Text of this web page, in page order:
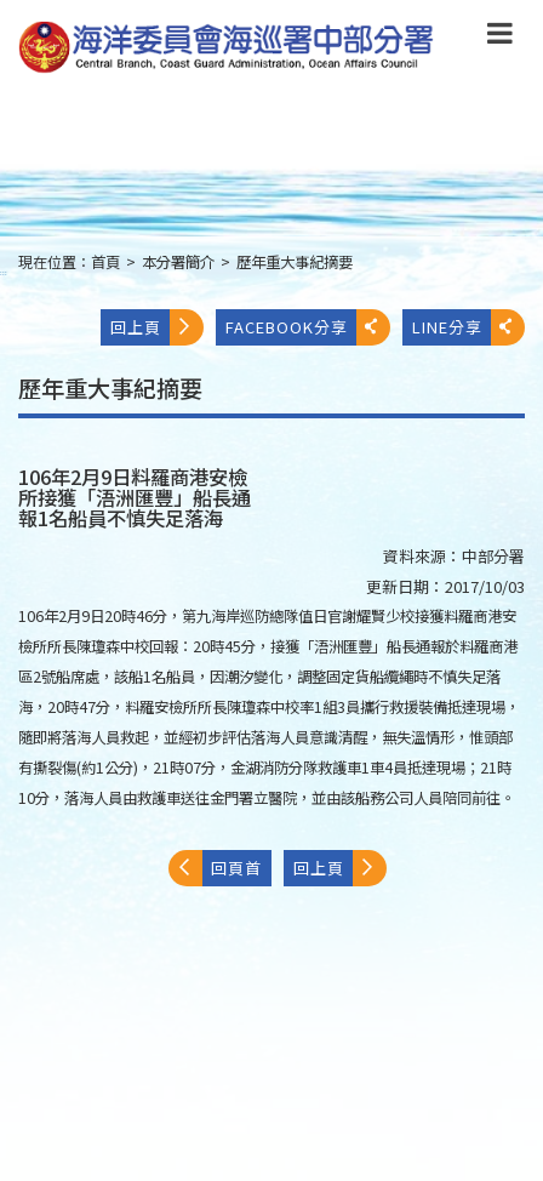
到
主
要
main
content
:::
現在位置： 首頁 > 本分署簡介 > 歷年重大事紀摘要
回上頁 FACEBOOK分享 LINE分享
歷年重大事紀摘要
106年2月9日料羅商港安檢
所接獲「浯洲匯豐」船長通
報1名船員不慎失足落海
資料來源： 中部分署
更新日期： 2017/10/03
106年2月9日20時46分，第九海岸巡防總隊值日官謝耀賢少校接獲料羅商港安
檢所所長陳瓊森中校回報：20時45分，接獲「浯洲匯豐」船長通報於料羅商港
區2號船席處，該船1名船員，因潮汐變化，調整固定貨船纜繩時不慎失足落
海，20時47分，料羅安檢所所長陳瓊森中校率1組3員攜行救援裝備抵達現場，
隨即將落海人員救起，並經初步評估落海人員意識清醒，無失溫情形，惟頭部
有撕裂傷(約1公分)，21時07分，金湖消防分隊救護車1車4員抵達現場；21時
10分，落海人員由救護車送往金門署立醫院，並由該船務公司人員陪同前往。
回頁首 回上頁